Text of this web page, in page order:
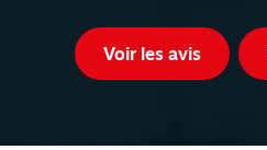
Voir les avis